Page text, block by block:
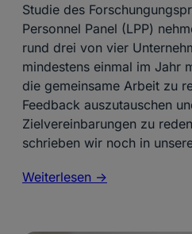
Studie des
Personnel Panel (LPP)
rund drei von vier
mindestens einmal im Jahr
die gemeinsame Arbeit zu
Feedback auszutauschen
Zielvereinbarungen zu
schrieben wir noch in
Weiterlesen ->